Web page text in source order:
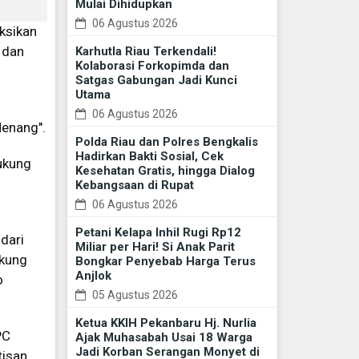
Mulai Dihidupkan
06 Agustus 2026
Karhutla Riau Terkendali!
Kolaborasi Forkopimda dan
Satgas Gabungan Jadi Kunci
Utama
06 Agustus 2026
Polda Riau dan Polres Bengkalis
Hadirkan Bakti Sosial, Cek
Kesehatan Gratis, hingga Dialog
Kebangsaan di Rupat
06 Agustus 2026
Petani Kelapa Inhil Rugi Rp12
Miliar per Hari! Si Anak Parit
Bongkar Penyebab Harga Terus
Anjlok
05 Agustus 2026
Ketua KKIH Pekanbaru Hj. Nurlia
Ajak Muhasabah Usai 18 Warga
Jadi Korban Serangan Monyet di